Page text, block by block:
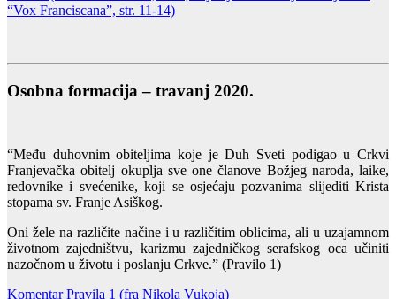
“Vox Franciscana”, str. 11-14)
Osobna formacija – travanj 2020.
“Među duhovnim obiteljima koje je Duh Sveti podigao u Crkvi
Franjevačka obitelj okuplja sve one članove Božjeg naroda, laike,
redovnike i svećenike, koji se osjećaju pozvanima slijediti Krista
stopama sv. Franje Asiškog.
Oni žele na različite načine i u različitim oblicima, ali u uzajamnom
životnom zajedništvu, karizmu zajedničkog serafskog oca učiniti
nazočnom u životu i poslanju Crkve.” (Pravilo 1)
Komentar Pravila 1 (fra Nikola Vukoja)